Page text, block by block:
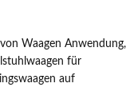
Waagen Anwendung,
für
auf